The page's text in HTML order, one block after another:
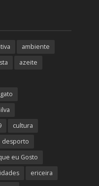
ambiente
azeite
cultura
desporto
eu Gosto
ericeira